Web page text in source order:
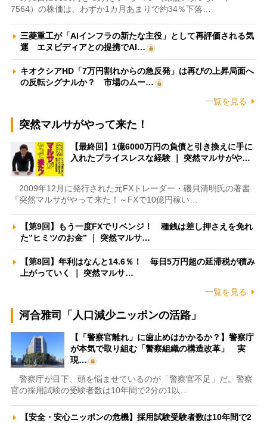
7564）の株価は、わずか1カ月あまりで約34％下落…
三菱重工が「AIインフラの新たな主役」として再評価される気
運 エヌビディアとの提携でAI…
キオクシアHD「7万円割れからの急反発」は再びの上昇局面へ
の反転シグナルか？ 市場のムー…
一覧を見る
突然マルサがやって来た！
【最終回】1億6000万円の負債と引き換えに手に
入れたプライスレスな経験 ｜ 突然マルサがや…
2009年12月に発行された元FXトレーダー・磯貝清明氏の著書
『突然マルサがやって来た！～FXで10億円稼い…
【第9回】もう一度FXでリベンジ！ 種銭は差し押さえを免れ
た”ヒミツのお金” ｜ 突然マルサ…
【第8回】年利はなんと14.6％！ 毎日5万円超の延滞税が積み
上がっていく ｜ 突然マルサ…
一覧を見る
河合雅司「人口減少ニッポンの活路」
【「警察官離れ」に歯止めはかかるか？】警察庁
が本気で取り組む「警察組織の構造改革」 実
現…
警察庁が目下、頭を悩ませているのが「警察官不足」だ。警察
官の採用試験の受験者数は10年間で2分の1以…
【安全・安心ニッポンの危機】採用試験受験者数は10年間で2